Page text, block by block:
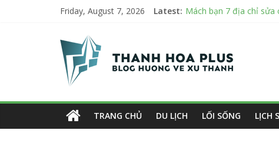
Friday, August 7, 2026 Latest: Mách bạn 7 địa chỉ sửa
Bật Mới 3 tiêu chí cắt
Top 7 mẫu dù che
Danh sách 8 đại lý
Cập nhật mới nhất: Vở
Thanh
Hoa
PlusTRANG CHỦ DU LỊCH LỐI SỐNG LỊCH